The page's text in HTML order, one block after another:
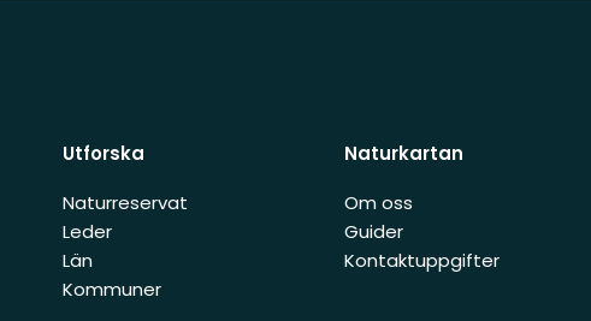
Utforska
Naturreservat
Leder
Län
Kommuner
Naturkartan
Om oss
Guider
Kontaktuppgifter